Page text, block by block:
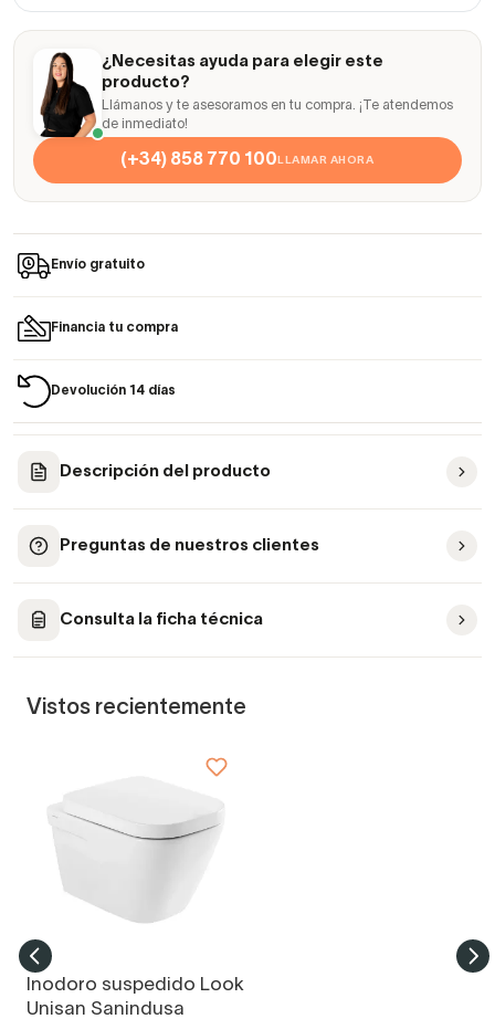
¿Necesitas ayuda para elegir este
producto?
Llámanos y te asesoramos en tu compra. ¡Te atendemos
de inmediato!
(+34) 858 770 100LLAMAR AHORA
Envío gratuito
Financia tu compra
Devolución 14 días
Descripción del producto
Preguntas de nuestros clientes
Consulta la ficha técnica
Vistos recientemente
Inodoro suspedido Look
Unisan Sanindusa